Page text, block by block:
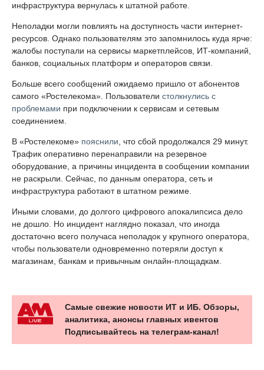
инфраструктура вернулась к штатной работе.
Неполадки могли повлиять на доступность части интернет-
ресурсов. Однако пользователям это запомнилось куда ярче:
жалобы поступали на сервисы маркетплейсов, ИТ-компаний,
банков, социальных платформ и операторов связи.
Больше всего сообщений ожидаемо пришло от абонентов
самого «Ростелекома». Пользователи столкнулись с
проблемами при подключении к сервисам и сетевым
соединением.
В «Ростелекоме» пояснили, что сбой продолжался 29 минут.
Трафик оперативно перенаправили на резервное
оборудование, а причины инцидента в сообщении компании
не раскрыли. Сейчас, по данным оператора, сеть и
инфраструктура работают в штатном режиме.
Иными словами, до долгого цифрового апокалипсиса дело
не дошло. Но инцидент наглядно показал, что иногда
достаточно всего получаса неполадок у крупного оператора,
чтобы пользователи одновременно потеряли доступ к
магазинам, банкам и привычным онлайн-площадкам.
Самые свежие новости ИТ и ИБ. Обзоры,
аналитика, анонсы главных ивентов
Подписывайтесь на телеграм-канал!